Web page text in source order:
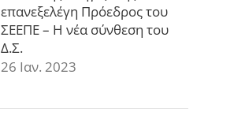
επανεξελέγη Πρόεδρος του
ΣΕΕΠΕ – Η νέα σύνθεση του
Δ.Σ.
26 Ιαν. 2023